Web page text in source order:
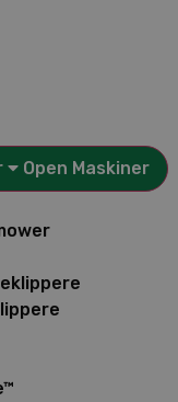
Open Maskiner